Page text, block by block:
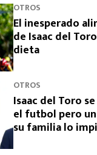
OTROS
El inesperado
de Isaac del
dieta
OTROS
Isaac del Toro
el futbol pero
su familia lo